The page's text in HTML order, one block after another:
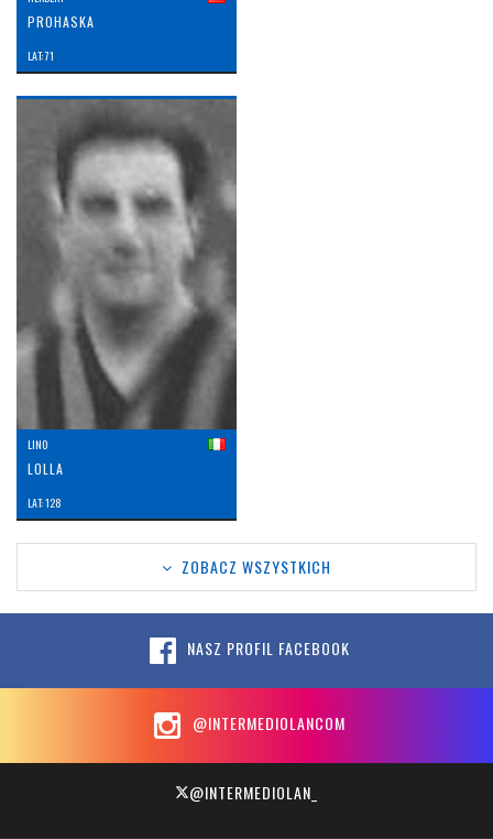
PROHASKA
LAT: 71
LINO
LOLLA
LAT: 128
ZOBACZ WSZYSTKICH
NASZ PROFIL FACEBOOK
@INTERMEDIOLANCOM
@INTERMEDIOLAN_